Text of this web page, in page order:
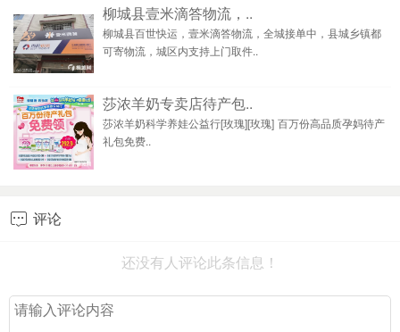
柳城县壹米滴答物流，..
柳城县百世快运，壹米滴答物流，全城接单中，县城乡镇都
可寄物流，城区内支持上门取件..
莎浓羊奶专卖店待产包..
莎浓羊奶科学养娃公益行[玫瑰][玫瑰]​‎͏ 百万份高品质孕妈待产
礼包免费..
 评论
还没有人评论此条信息！